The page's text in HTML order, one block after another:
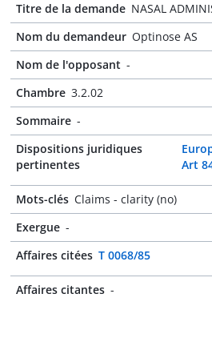
Titre de la demande NASAL
Nom du demandeur Optinose AS
Nom de l'opposant -
Chambre 3.2.02
Sommaire -
Dispositions juridiques
pertinentes
Art
Mots-clés Claims - clarity (no)
Exergue -
Affaires citées T 0068/85
Affaires citantes -